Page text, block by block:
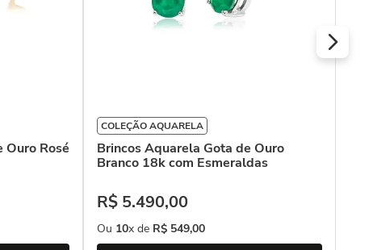
Ouro Rosé
COLEÇÃO AQUARELA
Brincos Aquarela Gota de Ouro
Branco 18k com Esmeraldas
R$ 5.490,00
Ou 10x de R$ 549,00